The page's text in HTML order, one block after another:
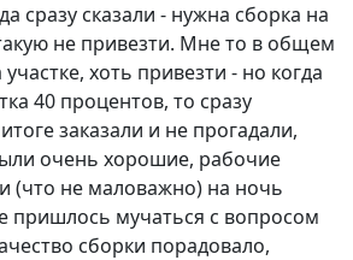
сразу сказали - нужна сборка на
не привезти. Мне то в общем
хоть привезти - но когда
40 процентов, то сразу
заказали и не прогадали,
очень хорошие, рабочие
(что не маловажно) на ночь
пришлось мучаться с вопросом
сборки порадовало,